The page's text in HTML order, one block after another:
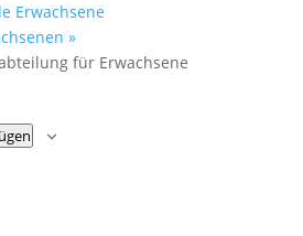
Erwachsene
»
für Erwachsene